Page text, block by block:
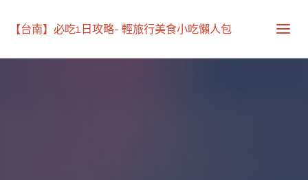
【台南】必吃1日攻略- 輕旅行美食小吃懶人包